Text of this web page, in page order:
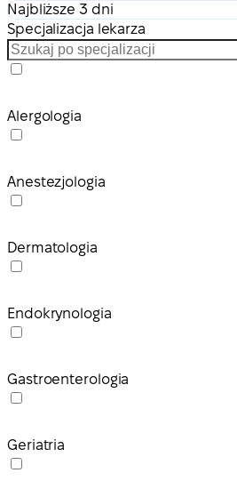
Najbliższe 3 dni
Specjalizacja lekarza
Alergologia
Anestezjologia
Dermatologia
Endokrynologia
Gastroenterologia
Geriatria